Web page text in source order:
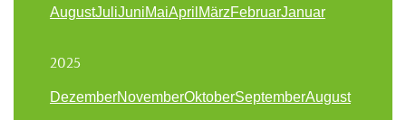
AugustJuliJuniMaiApril MärzFebruarJanuar
2025
DezemberNovemberOktoberSeptemberAugust